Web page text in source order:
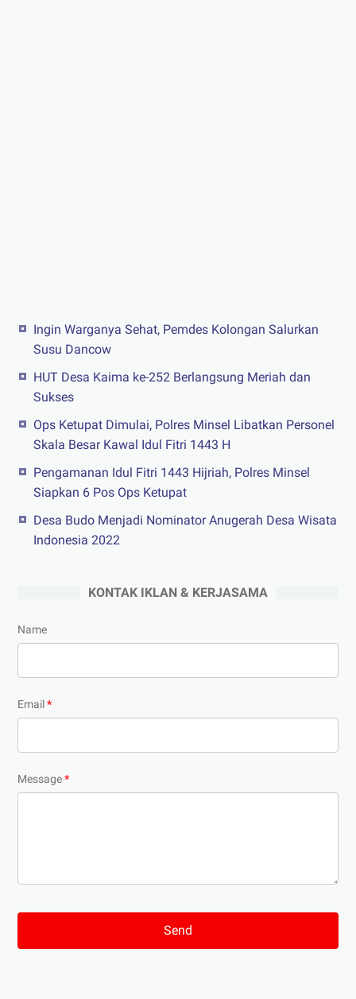
Ingin Warganya Sehat, Pemdes Kolongan Salurkan
Susu Dancow
HUT Desa Kaima ke-252 Berlangsung Meriah dan
Sukses
Ops Ketupat Dimulai, Polres Minsel Libatkan Personel
Skala Besar Kawal Idul Fitri 1443 H
Pengamanan Idul Fitri 1443 Hijriah, Polres Minsel
Siapkan 6 Pos Ops Ketupat
Desa Budo Menjadi Nominator Anugerah Desa Wisata
Indonesia 2022
KONTAK IKLAN & KERJASAMA
Name
Email *
Message*